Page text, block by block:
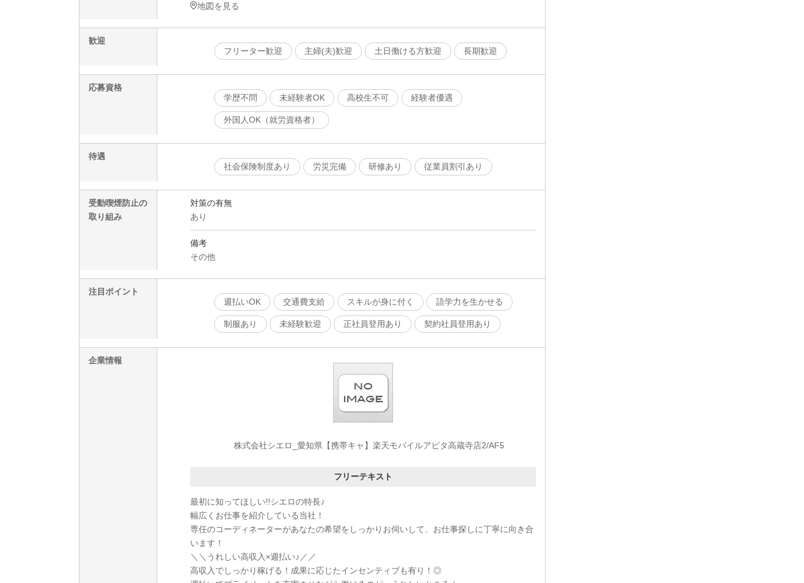
地図を見る
歓迎
フリーター歓迎
主婦(夫)歓迎 土日働ける方歓迎 長期歓迎
応募資格
学歴不問
未経験者OK 高校生不可 経験者優遇
外国人OK（就労資格者）
待遇
社会保険制度あり
労災完備 研修あり 従業員割引あり
受動喫煙防止の
取り組み
対策の有無
あり
備考
その他
注目ポイント
週払いOK
交通費支給 スキルが身に付く 語学力を生かせる
制服あり 未経験歓迎 正社員登用あり 契約社員登用あり
企業情報
株式会社シエロ_愛知県【携帯キャ】楽天モバイルアピタ高蔵寺店2/AF5
フリーテキスト
最初に知ってほしい!!シエロの特長♪
幅広くお仕事を紹介している当社！
専任のコーディネーターがあなたの希望をしっかりお伺いして、お仕事探しに丁寧に向き合
います！
＼＼うれしい高収入×週払い♪／／
高収入でしっかり稼げる！成果に応じたインセンティブも有り！◎